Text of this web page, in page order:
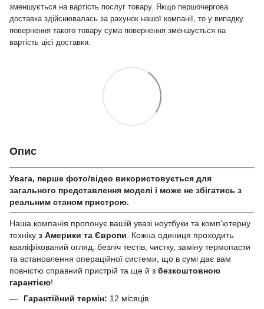
зменшується на вартість послуг товару. Якщо першочергова
доставка здійснювалась за рахунок нашої компанії, то у випадку
повернення такого товару сума повернення зменшується на
вартість цієї доставки.
Опис
Увага, перше фото/відео використовується для
загального представлення моделі і може не збігатись з
реальним станом приcтрою.
Наша компанія пропонує вашій увазі ноутбуки та комп'ютерну
техніку з Америки та Європи . Кожна одиниця проходить
кваліфікований огляд, безліч тестів, чистку, заміну термопасти
та встановлення операційної системи, що в сумі дає вам
повністю справний пристрій та ще й з безкоштовною
гарантією!
Гарантійний термін: 12 місяців